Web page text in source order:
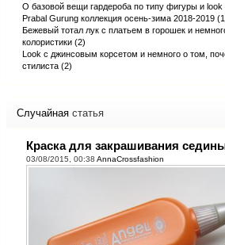
О базовой вещи гардероба по типу фигуры и look
Prabal Gurung коллекция осень-зима 2018-2019
Бежевый тотал лук с платьем в горошек и
колористики (2)
Look с джинсовым корсетом и немного о том,
стилиста (2)
Случайная статья
Краска для закрашивания
03/08/2015, 00:38 AnnaCrossfashion